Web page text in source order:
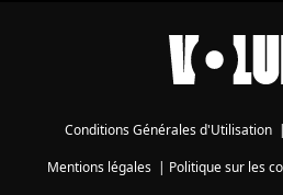
Conditions Générales d'Utilisation |
Mentions légales| Politique sur les